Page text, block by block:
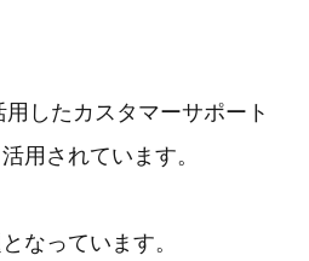
したカスタマーサポート
用されています。
なっています。